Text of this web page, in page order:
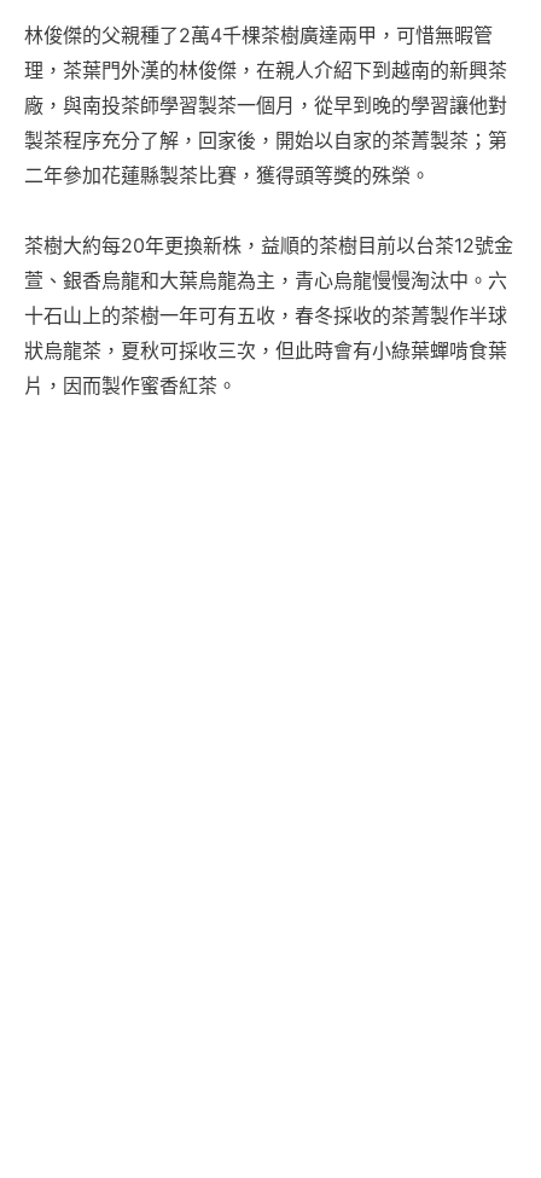
林俊傑的父親種了2萬4千棵茶樹廣達兩甲，可惜無暇管
理，茶葉門外漢的林俊傑，在親人介紹下到越南的新興茶
廠，與南投茶師學習製茶一個月，從早到晚的學習讓他對
製茶程序充分了解，回家後，開始以自家的茶菁製茶；第
二年參加花蓮縣製茶比賽，獲得頭等獎的殊榮。
茶樹大約每20年更換新株，益順的茶樹目前以台茶12號金
萱、銀香烏龍和大葉烏龍為主，青心烏龍慢慢淘汰中。六
十石山上的茶樹一年可有五收，春冬採收的茶菁製作半球
狀烏龍茶，夏秋可採收三次，但此時會有小綠葉蟬啃食葉
片，因而製作蜜香紅茶。